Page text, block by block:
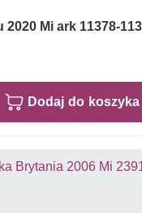
2020 Mi ark 11378-
Dodaj do koszyka